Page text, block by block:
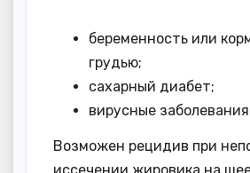
беременность или
грудью;
сахарный диабет;
вирусные
Возможен рецидив при